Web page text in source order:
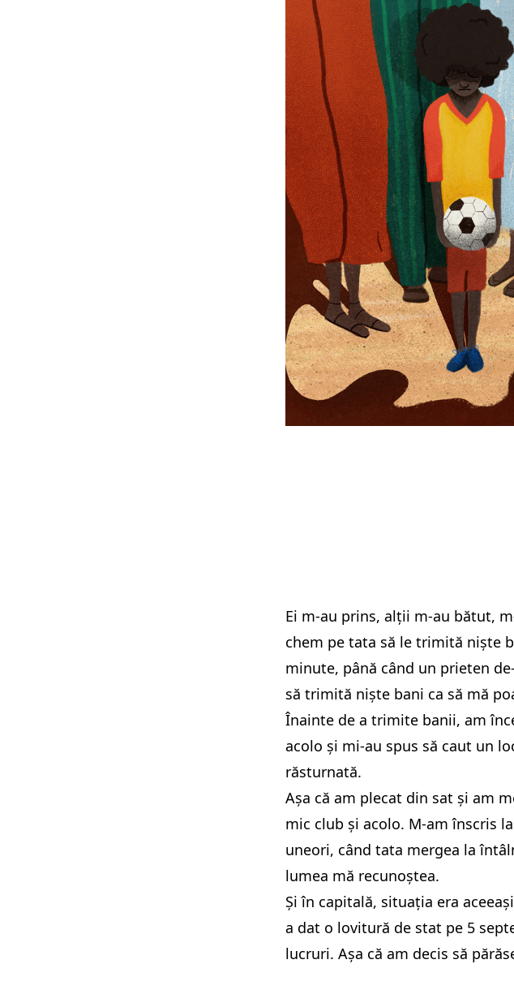
Ei m-au prins, alții m-au bătut,
chem pe tata să le trimită niște
minute, până când un prieten
să trimită niște bani ca să mă
Înainte de a trimite banii, am
acolo și mi-au spus să caut un
răsturnată.
Așa că am plecat din sat și am
mic club și acolo. M-am înscris
uneori, când tata mergea la
lumea mă recunoștea.
Și în capitală, situația era
a dat o lovitură de stat pe 5
lucruri. Așa că am decis să